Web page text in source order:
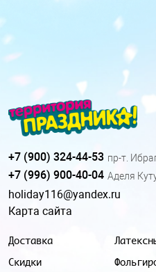
Доставка
Скидки
+7 (900) 324-44-53 пр-т.
+7 (996) 900-40-04 Аделя
holiday116@yandex.ru
Карта сайта